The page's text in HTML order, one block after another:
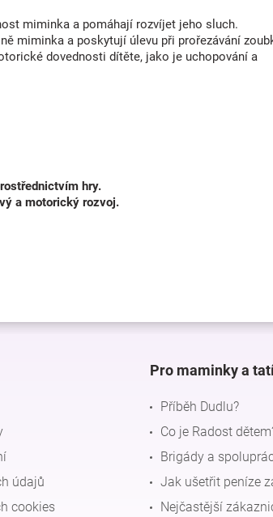
miminka a pomáhají rozvíjet jeho sluch.
miminka a poskytují úlevu při prořezávání
dovednosti dítěte, jako je uchopování a
hry.
a motorický rozvoj.
údajů
cookies
Pro maminky a
Příběh Dudlu?
Co je Radost
Brigády a
Jak ušetřit peníze
Nejčastější